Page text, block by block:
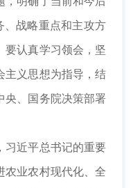
、战略重点和主攻方
要认真学习领会，坚
主义思想为指导，结
央、国务院决策部署
习近平总书记的重要
农业农村现代化、全